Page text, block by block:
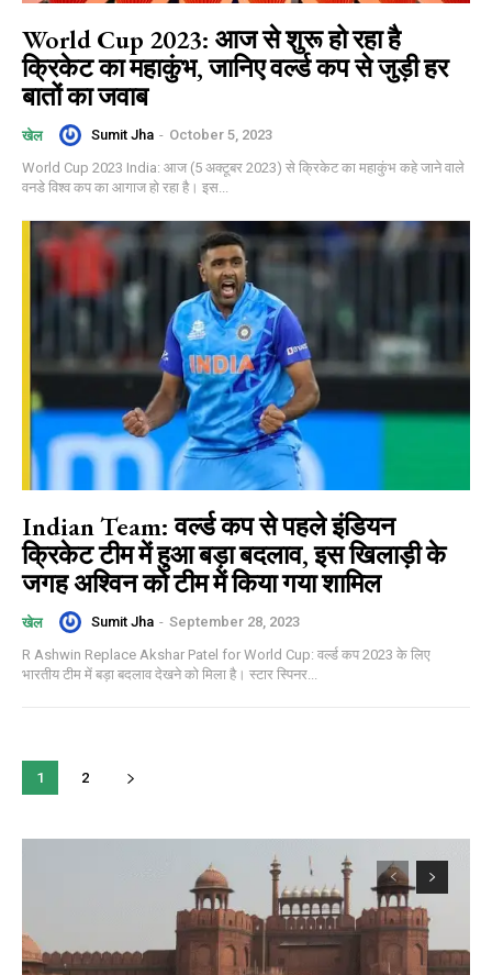
World Cup 2023: आज से शुरू हो रहा है
क्रिकेट का महाकुंभ, जानिए वर्ल्ड कप से जुड़ी हर
बातों का जवाब
खेल Sumit Jha - October 5, 2023
World Cup 2023 India: आज (5 अक्टूबर 2023) से क्रिकेट का महाकुंभ कहे जाने वाले
वनडे विश्व कप का आगाज हो रहा है। इस...
Indian Team: वर्ल्ड कप से पहले इंडियन
क्रिकेट टीम में हुआ बड़ा बदलाव, इस खिलाड़ी के
जगह अश्विन को टीम में किया गया शामिल
खेल Sumit Jha - September 28, 2023
R Ashwin Replace Akshar Patel for World Cup: वर्ल्ड कप 2023 के लिए
भारतीय टीम में बड़ा बदलाव देखने को मिला है। स्टार स्पिनर...
1 2